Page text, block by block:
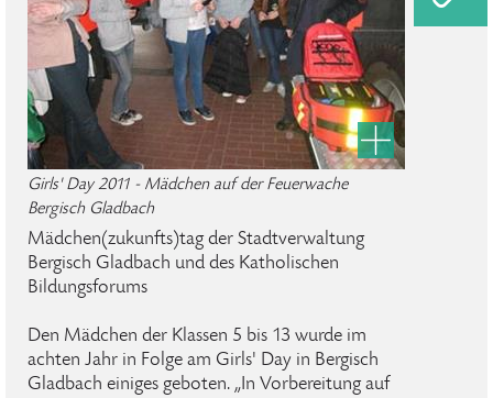
Girls' Day 2011 - Mädchen auf der Feuerwache
Bergisch Gladbach
Mädchen(zukunfts)tag der Stadtverwaltung
Bergisch Gladbach und des Katholischen
Bildungsforums
Den Mädchen der Klassen 5 bis 13 wurde im
achten Jahr in Folge am Girls' Day in Bergisch
Gladbach einiges geboten. „In Vorbereitung auf